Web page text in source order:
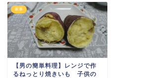
家事
【男の簡単料理】レンジで作
るねっとり焼きいも 子供の